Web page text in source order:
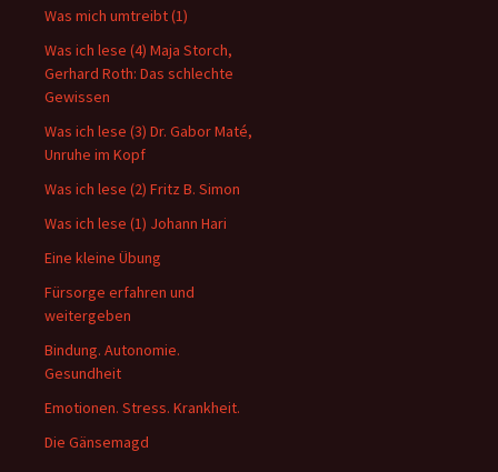
Was mich umtreibt (1)
Was ich lese (4) Maja Storch,
Gerhard Roth: Das schlechte
Gewissen
Was ich lese (3) Dr. Gabor Maté,
Unruhe im Kopf
Was ich lese (2) Fritz B. Simon
Was ich lese (1) Johann Hari
Eine kleine Übung
Fürsorge erfahren und
weitergeben
Bindung. Autonomie.
Gesundheit
Emotionen. Stress. Krankheit.
Die Gänsemagd